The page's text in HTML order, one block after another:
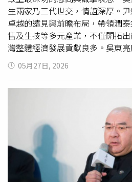
生兩家乃三代世交，情誼深厚。
卓越的遠見與前瞻布局，帶領潤
售及生技等多元產業，不僅開拓
灣整體經濟發展貢獻良多。吳東
有成的傑出企業家，更是熱心公
長年捐助並支持台灣醫學研究與
榮總興建全台首座重粒子癌症治
獎」，表彰對地球與人類永續發
行深足堪楷模，充分展現企業家
典範。吳東亮深感痛惜地指出，
產業界與國家的重大損失。他所遺
獻之風範，將永存人心。願尹總
05月27日, 2026